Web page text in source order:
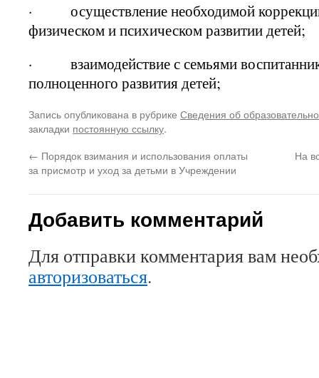
· осуществление необходимой коррекции
физическом и психическом развитии детей;
· взаимодействие с семьями
полноценного развития детей;
Запись опубликована в рубрике Сведения об
закладки постоянную ссылку.
← Порядок взимания и использования оплаты
за присмотр и уход за детьми в Учреждении
На
Добавить комментарий
Для отправки комментария вам
авторизоваться.